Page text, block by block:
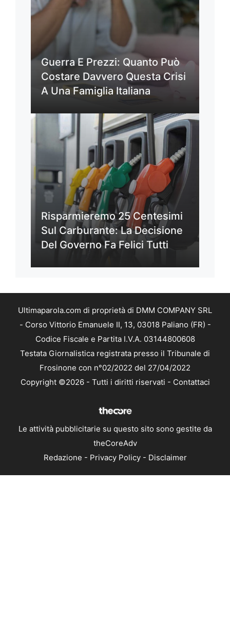
Guerra E Prezzi: Quanto Può
Costare Davvero Questa Crisi
A Una Famiglia Italiana
Risparmieremo 25 Centesimi
Sul Carburante: La Decisione
Del Governo Fa Felici Tutti
Ultimaparola.com di proprietà di DMM COMPANY SRL
- Corso Vittorio Emanuele II, 13, 03018 Paliano (FR) -
Codice Fiscale e Partita I.V.A. 03144800608
Testata Giornalistica registrata presso il Tribunale di
Frosinone con n°02/2022 del 27/04/2022
Copyright ©2026 - Tutti i diritti riservati - Contattaci
Le attività pubblicitarie su questo sito sono gestite da
theCoreAdv
Redazione - Privacy Policy- Disclaimer